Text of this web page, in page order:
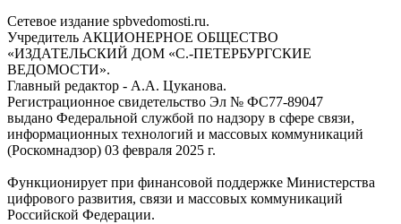
Сетевое издание spbvedomosti.ru.
Учредитель АКЦИОНЕРНОЕ ОБЩЕСТВО
«ИЗДАТЕЛЬСКИЙ ДОМ «С.-ПЕТЕРБУРГСКИЕ
ВЕДОМОСТИ».
Главный редактор - А.А. Цуканова.
Регистрационное свидетельство Эл № ФС77-89047
выдано Федеральной службой по надзору в сфере связи,
информационных технологий и массовых коммуникаций
(Роскомнадзор) 03 февраля 2025 г.
Функционирует при финансовой поддержке Министерства
цифрового развития, связи и массовых коммуникаций
Российской Федерации.